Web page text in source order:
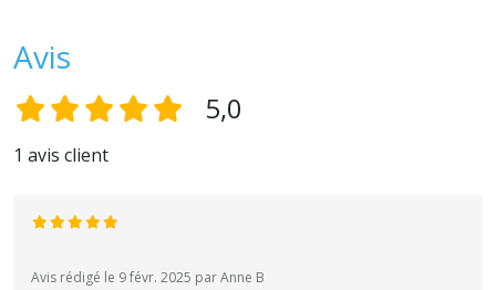
Avis
5,0
1 avis client
Avis rédigé le 9 févr. 2025 par Anne B